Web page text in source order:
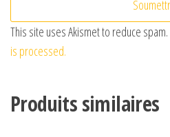
This site uses Akismet to reduce spam.
is processed.
Produits similaires